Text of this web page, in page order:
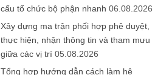
cấu tổ chức bộ phận nhanh 06.08.2026
Xây dựng ma trận phối hợp phê duyệt,
thực hiện, nhận thông tin và tham mưu
giữa các vị trí 05.08.2026
Tổng hợp hướng dẫn cách làm hệ